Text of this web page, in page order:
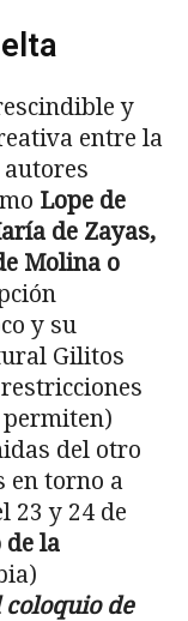
y
entre la
Lope de
de Zayas,
Molina o
y su
Gilitos
del otro
en torno a
23 y 24 de
de la
coloquio de